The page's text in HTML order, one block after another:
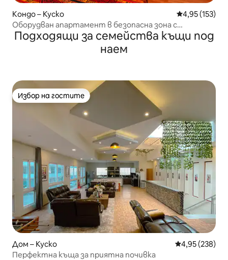
Кондо – Куско Средна
4,95 (153)
Оборудван апартамент в безопасна зона с
прекрасни гледки | Куско
Подходящи за семейства къщи под
наем
Избор на гостите
Избор на гостите
Дом – Куско Средна
4,95 (238)
Перфектна къща за приятна почивка